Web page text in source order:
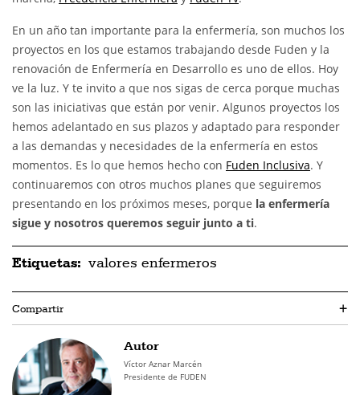
En un año tan importante para la enfermería, son muchos los
proyectos en los que estamos trabajando desde Fuden y la
renovación de Enfermería en Desarrollo es uno de ellos. Hoy
ve la luz. Y te invito a que nos sigas de cerca porque muchas
son las iniciativas que están por venir. Algunos proyectos los
hemos adelantado en sus plazos y adaptado para responder
a las demandas y necesidades de la enfermería en estos
momentos. Es lo que hemos hecho con Fuden Inclusiva. Y
continuaremos con otros muchos planes que seguiremos
presentando en los próximos meses, porque la enfermería
sigue y nosotros queremos seguir junto a ti.
Etiquetas: valores enfermeros
Compartir +
Autor
Víctor Aznar Marcén
Presidente de FUDEN